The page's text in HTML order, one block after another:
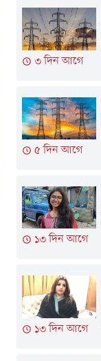
৩ দিন আগে
৫ দিন আগে
১৩ দিন আগে
১৩ দিন আগে